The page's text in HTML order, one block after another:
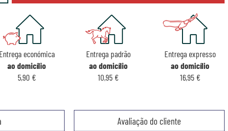
Entrega económica
ao domicílio
5,90 €
Entrega padrão
ao domicílio
10,95 €
Entrega expresso
ao domicílio
16,95 €
Avaliação do cliente